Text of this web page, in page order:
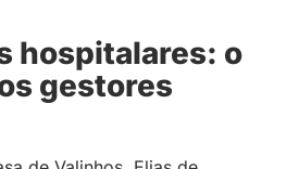
hospitalares: o
gestores